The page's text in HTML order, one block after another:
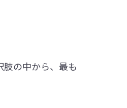
肢の中から、最も